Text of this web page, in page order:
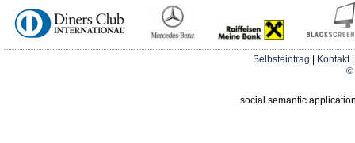
Selbsteintrag Kontakt
©
social semantic